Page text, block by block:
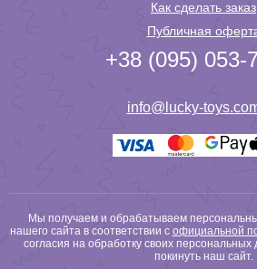
Как сделать заказ
Публичная
+38 (095) 053-
info@lucky-
Мы получаем и обрабатываем
нашего сайта в соответствии с официальной
согласия на обработку своих
покинуть наш сайт.